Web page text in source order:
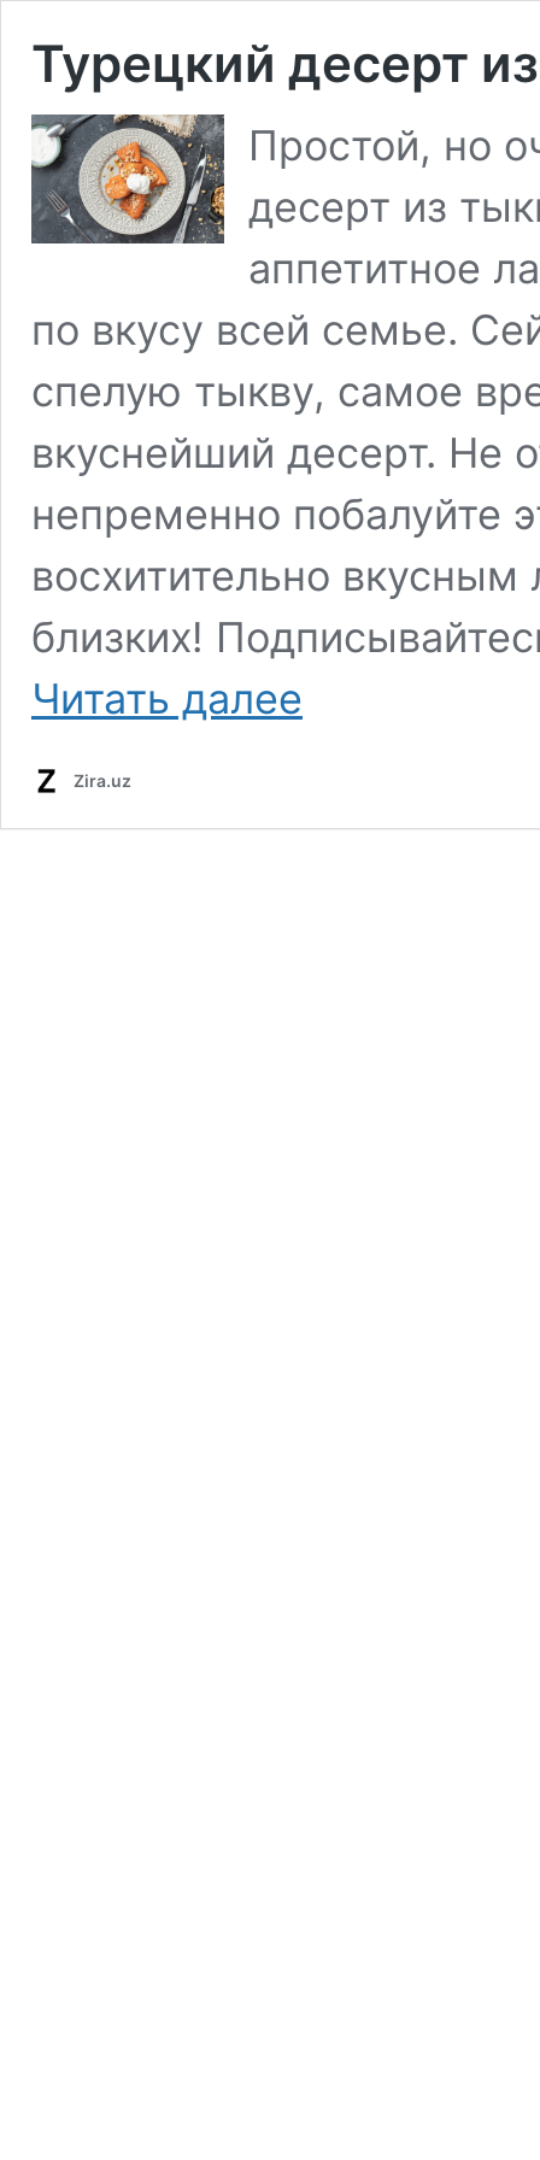
Турецкий десерт
Простой, но
десерт из
аппетитное
по вкусу всей семье.
спелую тыкву, самое
вкуснейший десерт. Не
непременно побалуйте
восхитительно
близких!
Читать далее
Zira.uz